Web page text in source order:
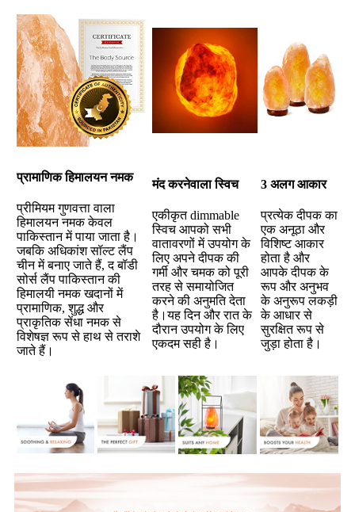
प्रामाणिक हिमालयन नमक
प्रीमियम गुणवत्ता वाला
हिमालयन नमक केवल
पाकिस्तान में पाया जाता है।
जबकि अधिकांश सॉल्ट लैंप
चीन में बनाए जाते हैं, द बॉडी
सोर्स लैंप पाकिस्तान की
हिमालयी नमक खदानों में
प्रामाणिक, शुद्ध और
प्राकृतिक सेंधा नमक से
विशेषज्ञ रूप से हाथ से तराशे
जाते हैं।
मंद करनेवाला स्विच
एकीकृत dimmable
स्विच आपको सभी
वातावरणों में उपयोग के
लिए अपने दीपक की
गर्मी और चमक को पूरी
तरह से समायोजित
करने की अनुमति देता
है।यह दिन और रात के
दौरान उपयोग के लिए
एकदम सही है।
3 अलग आकार
प्रत्येक दीपक का
एक अनूठा और
विशिष्ट आकार
होता है और
आपके दीपक के
रूप और अनुभव
के अनुरूप लकड़ी
के आधार से
सुरक्षित रूप से
जुड़ा होता है।